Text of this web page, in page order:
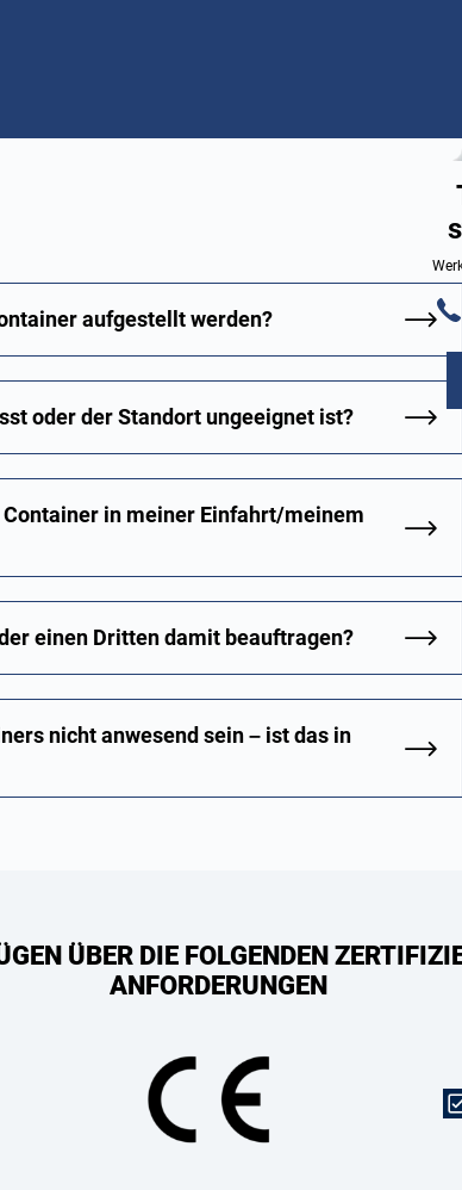
aufgestellt werden?
oder der Standort ungeeignet ist?
in meiner Einfahrt/meinem
einen Dritten damit beauftragen?
nicht anwesend sein – ist das in
ÜBER DIE FOLGENDEN
ANFORDERUNGEN